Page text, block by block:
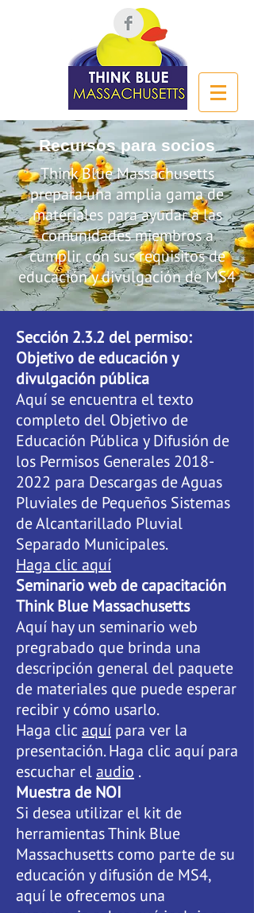
Recursos para socios
Think Blue Massachusetts
prepara una amplia gama de
materiales para ayudar a las
comunidades miembros a
cumplir con sus requisitos de
educación y divulgación de MS4
Sección 2.3.2 del permiso:
Objetivo de educación y
divulgación pública
Aquí se encuentra el texto
completo del Objetivo de
Educación Pública y Difusión de
los Permisos Generales 2018-
2022 para Descargas de Aguas
Pluviales de Pequeños Sistemas
de Alcantarillado Pluvial
Separado Municipales.
Haga clic aquí
Seminario web de capacitación
Think Blue Massachusetts
Aquí hay un seminario web
pregrabado que brinda una
descripción general del paquete
de materiales que puede esperar
recibir y cómo usarlo.
Haga clicaquí para ver la
presentación. Haga clic aquí para
escuchar elaudio .
Muestra de NOI
Si desea utilizar el kit de
herramientas Think Blue
Massachusetts como parte de su
educación y difusión de MS4,
aquí le ofrecemos una